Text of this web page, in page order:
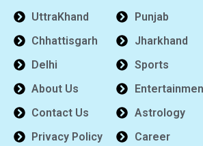
UttraKhand
Chhattisgarh
Delhi
About Us
Contact Us
Privacy Policy
Punjab
Jharkhand
Sports
Astrology
Career